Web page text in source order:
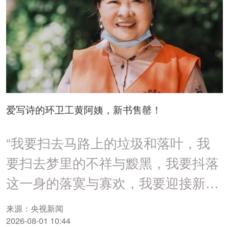
爱写诗的环卫工黄阿姨，新书售罄！
“我要扫去马路上的垃圾和落叶，我
要扫去梦里的不祥与黢黑，我要抖落
这一身的落寞与寡欢，我要迎接新生
的朝霞去！”
来源：央视新闻
2026-08-01 10:44